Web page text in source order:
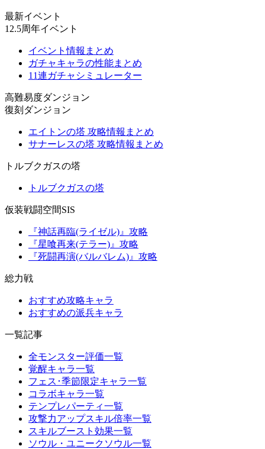
最新イベント
12.5周年イベント
イベント情報まとめ
ガチャキャラの性能まとめ
11連ガチャシミュレーター
高難易度ダンジョン
復刻ダンジョン
エイトンの塔 攻略情報まとめ
サナーレスの塔 攻略情報まとめ
トルブクガスの塔
トルブクガスの塔
仮装戦闘空間SIS
『神話再臨(ライゼル)』攻略
『星喰再来(テラー)』攻略
『死闘再演(バルバレム)』攻略
総力戦
おすすめ攻略キャラ
おすすめの派兵キャラ
一覧記事
全モンスター評価一覧
覚醒キャラ一覧
フェス･季節限定キャラ一覧
コラボキャラ一覧
テンプレパーティ一覧
攻撃力アップスキル倍率一覧
スキルブースト効果一覧
ソウル・ユニークソウル一覧